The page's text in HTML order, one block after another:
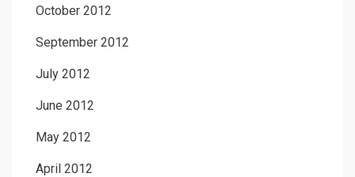
October 2012
September 2012
July 2012
June 2012
May 2012
April 2012